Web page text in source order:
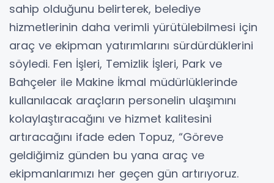
sahip olduğunu belirterek, belediye
hizmetlerinin daha verimli yürütülebilmesi için
araç ve ekipman yatırımlarını sürdürdüklerini
söyledi. Fen İşleri, Temizlik İşleri, Park ve
Bahçeler ile Makine İkmal müdürlüklerinde
kullanılacak araçların personelin ulaşımını
kolaylaştıracağını ve hizmet kalitesini
artıracağını ifade eden Topuz, “Göreve
geldiğimiz günden bu yana araç ve
ekipmanlarımızı her geçen gün artırıyoruz.